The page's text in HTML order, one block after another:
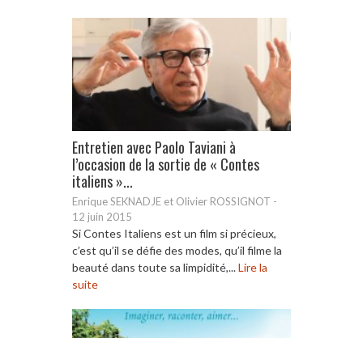
Entretien avec Paolo Taviani à
l’occasion de la sortie de « Contes
italiens »...
Enrique SEKNADJE et Olivier ROSSIGNOT -
12 juin 2015
Si Contes Italiens est un film si précieux,
c’est qu’il se défie des modes, qu’il filme la
beauté dans toute sa limpidité,...Lire la
suite